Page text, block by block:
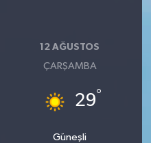
12 AĞUSTOS
ÇARŞAMBA
29°
Güneşli